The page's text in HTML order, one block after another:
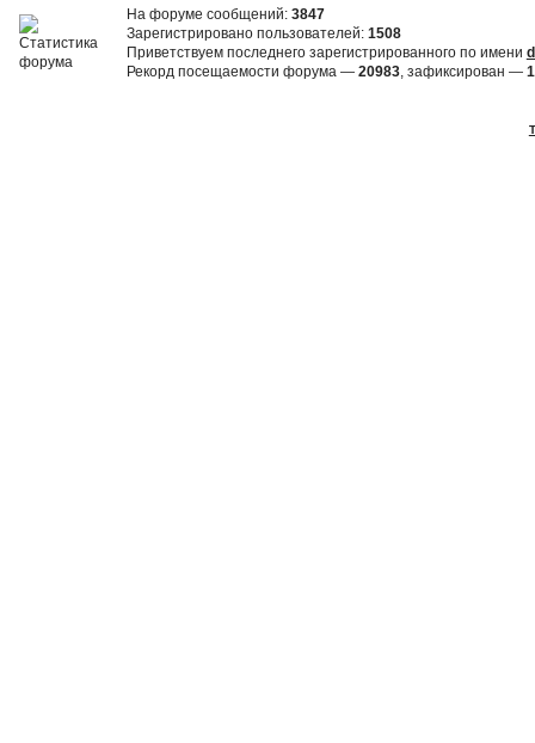
На форуме сообщений: 3847
Зарегистрировано пользователей: 1508
Приветствуем последнего зарегистрированного по имени
Рекорд посещаемости форума — 20983, зафиксирован —